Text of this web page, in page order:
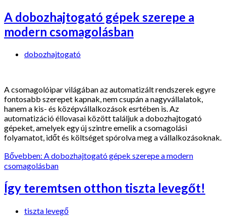
A dobozhajtogató gépek szerepe a
modern csomagolásban
dobozhajtogató
A csomagolóipar világában az automatizált rendszerek egyre
fontosabb szerepet kapnak, nem csupán a nagyvállalatok,
hanem a kis- és középvállalkozások esrtében is. Az
automatizáció éllovasai között találjuk a dobozhajtogató
gépeket, amelyek egy új szintre emelik a csomagolási
folyamatot, időt és költséget spórolva meg a vállalkozásoknak.
Bővebben: A dobozhajtogató gépek szerepe a modern
csomagolásban
Így teremtsen otthon tiszta levegőt!
tiszta levegő